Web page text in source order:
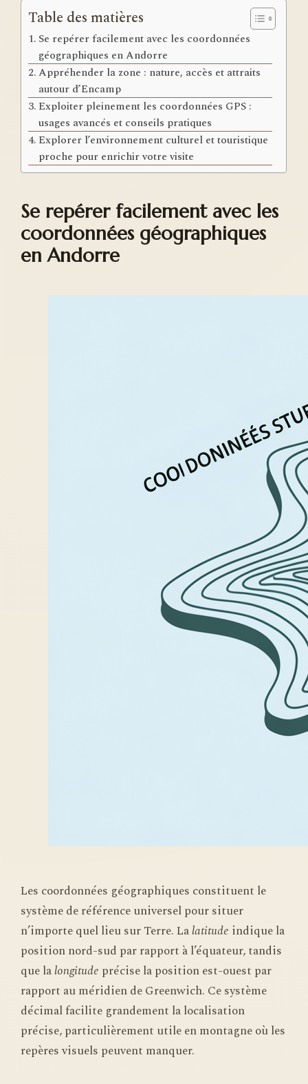
Table des matières
Se repérer facilement avec les coordonnées
géographiques en Andorre
Appréhender la zone : nature, accès et attraits
autour d’Encamp
Exploiter pleinement les coordonnées GPS :
usages avancés et conseils pratiques
Explorer l’environnement culturel et touristique
proche pour enrichir votre visite
Se repérer facilement avec les
coordonnées géographiques
en Andorre
Les coordonnées géographiques constituent le
système de référence universel pour situer
n’importe quel lieu sur Terre. Lalatitude indique la
position nord-sud par rapport à l’équateur, tandis
que lalongitude précise la position est-ouest par
rapport au méridien de Greenwich. Ce système
décimal facilite grandement la localisation
précise, particulièrement utile en montagne où les
repères visuels peuvent manquer.